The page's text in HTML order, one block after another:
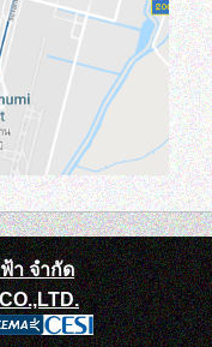
า จำกัด